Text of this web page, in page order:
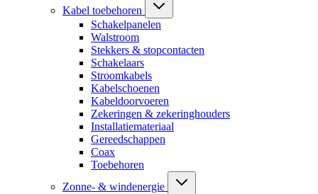
Kabel toebehoren
Schakelpanelen
Walstroom
Stekkers & stopcontacten
Schakelaars
Stroomkabels
Kabelschoenen
Kabeldoorvoeren
Zekeringen & zekeringhouders
Installatiemateriaal
Gereedschappen
Coax
Toebehoren
Zonne- & windenergie